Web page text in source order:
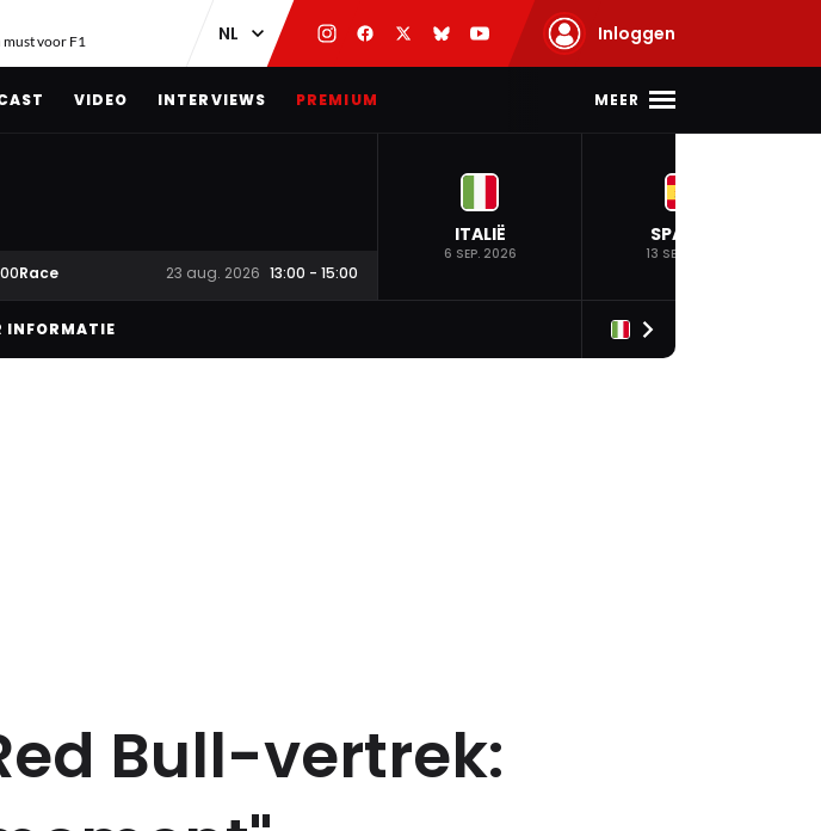
must voor F1 Inloggen
VIDEO INTERVIEWS PREMIUM MEER
Race 23 aug. 2026 13:00 - 15:00
ITALIË
6 SEP. 2026
SPANJE
13 SEP. 2026
INFORMATIE
Bull-vertrek: